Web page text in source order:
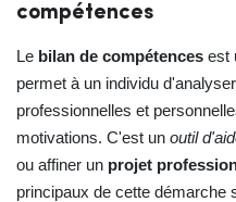
compétences
Le bilan de compétences est
permet à un individu
professionnelles et
motivations. C'est un outil
ou affiner un projet
principaux de cette démarche